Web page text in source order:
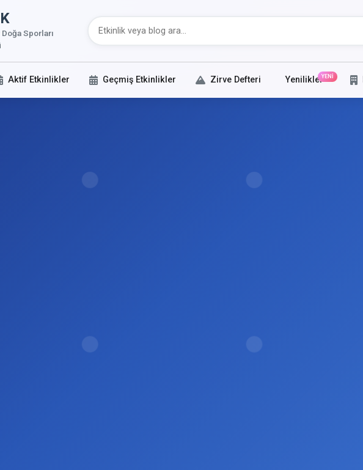
Sporları
Aktif Etkinlikler Geçmiş Etkinlikler Zirve Defteri YeniliklerYENİ